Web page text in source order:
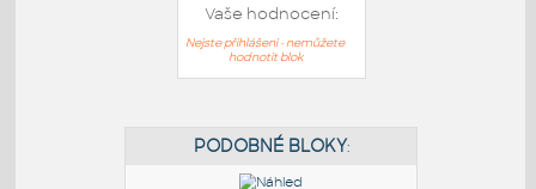
Vaše hodnocení:
Nejste přihlášeni - nemůžete
hodnotit blok